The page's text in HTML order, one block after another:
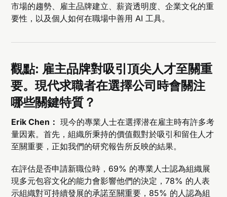
市場的趨勢、雇主品牌建立、薪資透明度、企業文化的重
要性，以及個人如何在職場中善用 AI 工具。
觀點: 雇主品牌對吸引頂尖人才至關重
要。現代求職者在選擇公司時會關注
哪些關鍵特質？
Erik Chen： 現今的專業人士在選擇潜在雇主時有許多考
量因素。首先，組織所秉持的價值觀對於吸引和留住人才
至關重要，正如我們的研究報告所反映的結果。
在評估是否申請新職位時，69% 的專業人士認為組織展
現多元包容文化的能力會影響他們的決定，78% 的人表
示組織對可持續發展的承諾至關重要，85% 的人認為組